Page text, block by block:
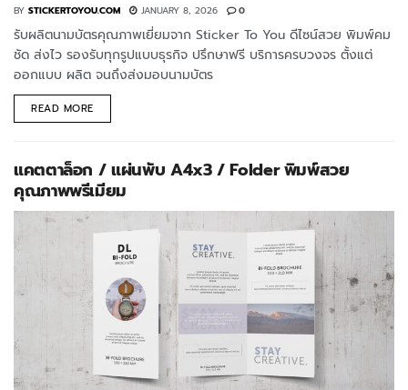
BY STICKERTOYOU.COM JANUARY 8, 2026 0
รับผลิตนามบัตรคุณภาพเยี่ยมจาก Sticker To You ดีไซน์สวย พิมพ์คม
ชัด ส่งไว รองรับทุกรูปแบบธุรกิจ ปรึกษาฟรี บริการครบวงจร ตั้งแต่
ออกแบบ ผลิต จนถึงส่งมอบนามบัตร
READ MORE
แคตตาล็อก / แผ่นพับ A4x3 / Folder พิมพ์สวย
คุณภาพพรีเมียม